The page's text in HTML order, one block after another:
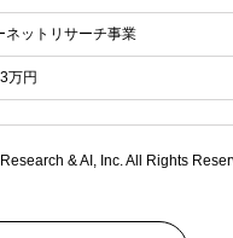
ネットリサーチ事業
万円
& AI, Inc. All Rights